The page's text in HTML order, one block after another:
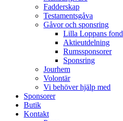
Fadderskap
Testamentsgåva
Gåvor och sponsring
Lilla Loppans fond
Aktieutdelning
Rumssponsorer
Sponsring
Jourhem
Volontär
Vi behöver hjälp med
Sponsorer
Butik
Kontakt